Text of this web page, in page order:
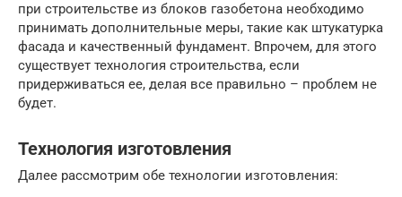
при строительстве из блоков газобетона необходимо
принимать дополнительные меры, такие как штукатурка
фасада и качественный фундамент. Впрочем, для этого
существует технология строительства, если
придерживаться ее, делая все правильно – проблем не
будет.
Технология изготовления
Далее рассмотрим обе технологии изготовления: